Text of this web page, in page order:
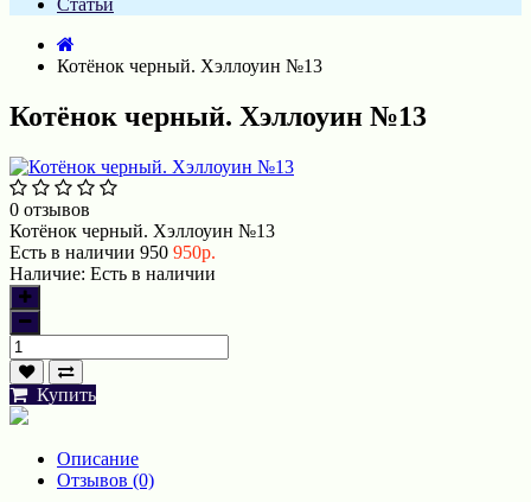
Статьи
Котёнок черный. Хэллоуин №13
Котёнок черный. Хэллоуин №13
0 отзывов
Котёнок черный. Хэллоуин №13
Есть в наличии 950 950р.
Наличие: Есть в наличии
Купить
Описание
Отзывов (0)